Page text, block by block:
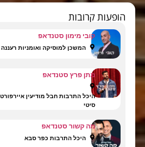
הופעות קרובות
קובי מימון סטנדאפ
המשכן למוסיקה ואומניות רעננה
מתן פרץ סטנדאפ
היכל התרבות חבל מודיעין איירפורט
סיטי
מה קשור סטנדאפ
היכל התרבות כפר סבא